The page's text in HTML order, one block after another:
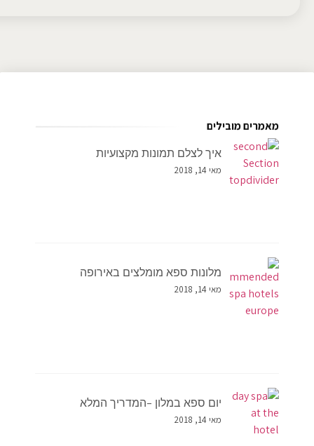
מאמרים מובילים
איך לצלם תמונות מקצועיות
מאי 14, 2018
מלונות ספא מומלצים באירופה
מאי 14, 2018
יום ספא במלון –המדריך המלא
מאי 14, 2018